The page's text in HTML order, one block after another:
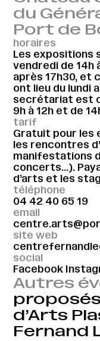
du
Port de
horaires
Les expositions
vendredi de 14h
après 17h30, et
ont lieu du lundi
secrétariat est
9h à 12h et de
tarif
Gratuit pour les
les rencontres
manifestations
concerts…).
d’arts et les
téléphone
04 42 40 65 19
email
site web
social
Facebook
Autres
d’Arts
Fernand